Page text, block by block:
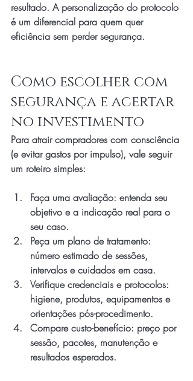
resultado. A personalização do protocolo
é um diferencial para quem quer
eficiência sem perder segurança.
Como escolher com
segurança e acertar
no investimento
Para atrair compradores com consciência
(e evitar gastos por impulso), vale seguir
um roteiro simples:
Faça uma avaliação: entenda seu
objetivo e a indicação real para o
seu caso.
Peça um plano de tratamento:
número estimado de sessões,
intervalos e cuidados em casa.
Verifique credenciais e protocolos:
higiene, produtos, equipamentos e
orientações pós-procedimento.
Compare custo-benefício: preço por
sessão, pacotes, manutenção e
resultados esperados.